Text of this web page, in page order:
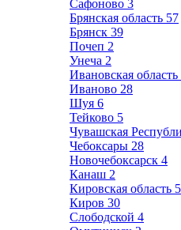
Сафоново 3
Брянская область 57
Брянск 39
Почеп 2
Унеча 2
Ивановская область
Иваново 28
Шуя 6
Тейково 5
Чувашская
Чебоксары 28
Новочебоксарск 4
Канаш 2
Кировская область
Киров 30
Слободской 4